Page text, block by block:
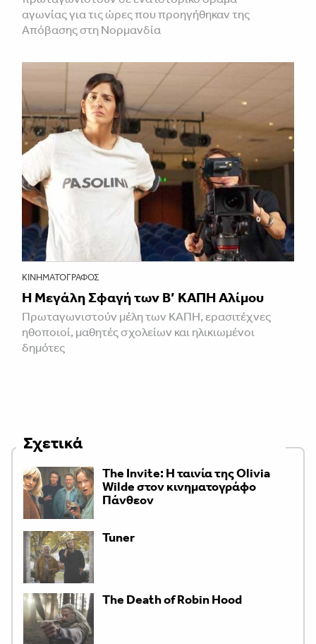
αγωνίας για τις ώρες που προηγήθηκαν της
Απόβασης στη Νορμανδία
ΚΙΝΗΜΑΤΟΓΡΆΦΟΣ
Η Μεγάλη Σφαγή των Β’ ΚΑΠΗ Αλίμου
Πρωταγωνιστούν μέλη των ΚΑΠΗ, ερασιτέχνες
ηθοποιοί, μαθητές σχολείων και ηλικιωμένοι
δημότες
Σχετικά
The Invite: Η ταινία της Olivia
Wilde στον κινηματογράφο
Πάνθεον
Tuner
The Death of Robin Hood